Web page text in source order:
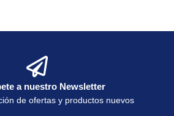
a nuestro Newsletter
de ofertas y productos nuevos